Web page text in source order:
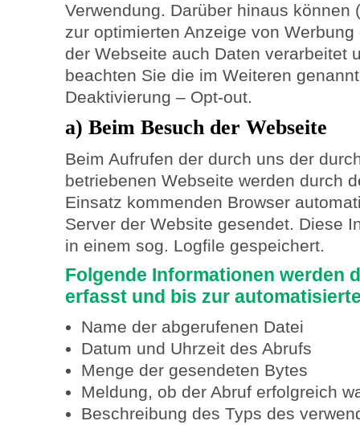
Verwendung. Darüber hinaus können
zur optimierten Anzeige von
der Webseite auch Daten verarbeitet
beachten Sie die im Weiteren
Deaktivierung – Opt-out.
a) Beim Besuch der Webseite
Beim Aufrufen der durch uns der
betriebenen Webseite werden durch
Einsatz kommenden Browser
Server der Website gesendet. Diese
in einem sog. Logfile gespeichert.
Folgende Informationen werden
erfasst und bis zur
Name der abgerufenen Datei
Datum und Uhrzeit des Abrufs
Menge der gesendeten Bytes
Meldung, ob der Abruf erfolgreich
Beschreibung des Typs des